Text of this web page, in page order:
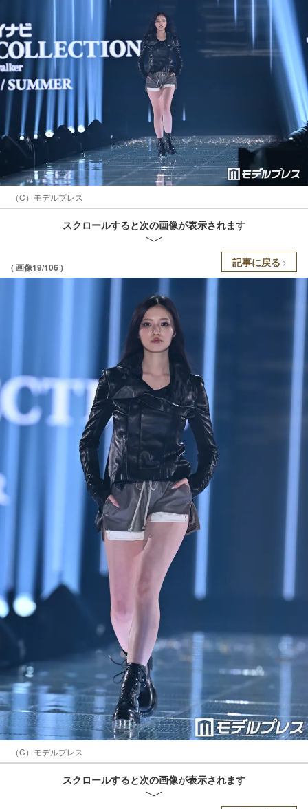
（C）モデルプレス
スクロールすると次の画像が表示されます
( 画像19/106 ) 記事に戻る
（C）モデルプレス
スクロールすると次の画像が表示されます